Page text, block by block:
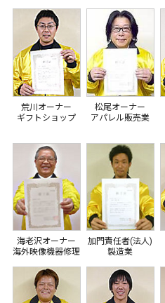
荒川オーナー
ギフトショップ
松尾オーナー
アパレル販売業
海老沢オーナー
海外映像機器修理
加門責任者(法人)
製造業